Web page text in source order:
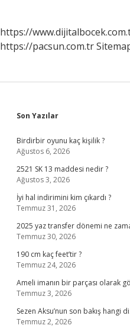
Olmalıdır
https://
https://pacsun.com.tr
Sidebar
Son Yazılar
Birdirbir oyunu kaç kişilik ?
Ağustos 6, 2026
2521 SK 13 maddesi nedir ?
Ağustos 3, 2026
İyi hal indirimini kim çıkardı ?
Temmuz 31, 2026
2025 yaz transfer dönemi ne
Temmuz 30, 2026
190 cm kaç feet’tir ?
Temmuz 24, 2026
Ameli imanın bir parçası olarak
Temmuz 3, 2026
Sezen Aksu’nun son bakış hangi
Temmuz 2, 2026